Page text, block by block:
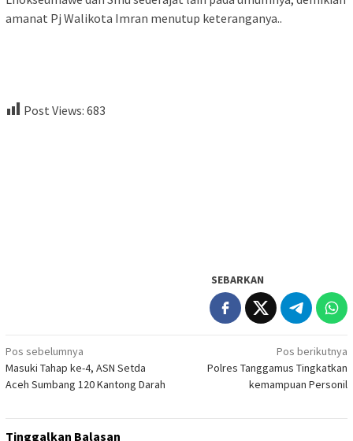
amanat Pj Walikota Imran menutup keteranganya..
Post Views: 683
SEBARKAN
Navigasi
pos
Pos sebelumnya
Masuki Tahap ke-4, ASN Setda
Aceh Sumbang 120 Kantong Darah
Pos berikutnya
Polres Tanggamus Tingkatkan
kemampuan Personil
Tinggalkan Balasan